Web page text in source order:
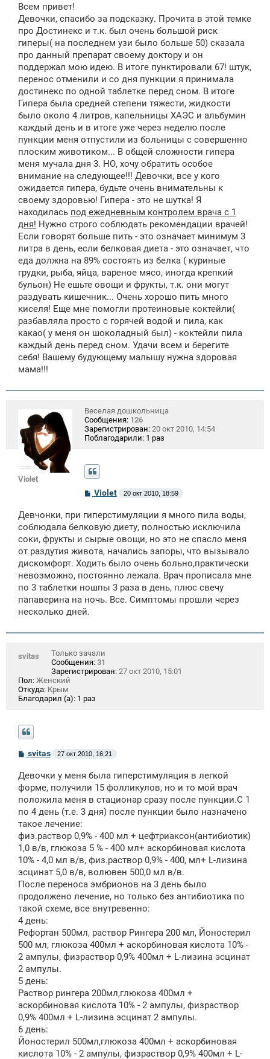
б
щ
н
и
Всем привет!
Девочки, спасибо за подсказку. Прочита в этой темке
про Достинекс и т.к. был очень большой риск
гиперы( на последнем узи было больше 50) сказала
про данный препарат своему доктору и он
поддержал мою идею. В итоге пунктировали 67! штук,
перенос отменили и со дня пункции я принимала
достинекс по одной таблетке перед сном. В итоге
Гипера была средней степени тяжести, жидкости
было около 4 литров, капельницы ХАЭС и альбумин
каждый день и в итоге уже через неделю после
пункции меня отпустили из больницы с совершенно
плоским животиком... В общей сложности гипера
меня мучала дня 3. НО, хочу обратить особое
внимание на следующее!!! Девочки, все у кого
ожидается гипера, будьте очень внимательны к
своему здоровью! Гипера - это не шутка! Я
находилась под ежедневным контролем врача с 1
дня! Нужно строго соблюдать рекомендации врачей!
Если говорят больше пить - это означает минимум 3
литра в день, если белковая диета - это означает, что
еда должна на 89% состоять из белка ( куриные
грудки, рыба, яйца, вареное мясо, иногда крепкий
бульон) Не ешьте овощи и фрукты, т.к. они могут
раздувать кишечник... Очень хорошо пить много
киселя! Еще мне помогли протеиновые коктейли(
разбавляла просто с горячей водой и пила, как
какао( у меня он шоколадный был) - коктейли пила
каждый день перед сном. Удачи всем и берегите
себя! Вашему будующему малышу нужна здоровая
мама!!!
Violet
Веселая дошкольница
Сообщения: 126
Зарегистрирован: 20 окт 2010, 14:54
Поблагодарили: 1 раз
С
о
б
щ
н
и
Violet 20 окт 2010, 18:59
Девчонки, при гиперстимуляции я много пила воды,
соблюдала белковую диету, полностью исключила
соки, фрукты и сырые овощи, но это не спасло меня
от раздутия живота, начались запоры, что вызывало
дискомфорт. Ходить было очень больно,практически
невозможно, постоянно лежала. Врач прописала мне
по 3 таблетки ношпы 3 раза в день, плюс свечу
папаверина на ночь. Все. Симптомы прошли через
несколько дней.
svitas
Только зачали
Сообщения: 31
Зарегистрирован: 27 окт 2010, 15:01
Пол: Женский
Откуда: Крым
Благодарил (а): 1 раз
С
о
б
щ
н
и
svitas 27 окт 2010, 16:21
Девочки у меня была гиперстимуляция в легкой
форме, получили 15 фолликулов, но и то мой врач
положила меня в стационар сразу после пункции.С 1
по 4 день (т.е. 3 дня) после пункции было назначено
такое лечение:
физ.раствор 0,9% - 400 мл + цефтриаксон(антибиотик)
1,0 в/в, глюкоза 5 % - 400 мл+ аскорбиновая кислота
10% - 4,0 мл в/в, физ.раствор 0,9% - 400, мл+ L-лизина
эсцинат 5,0 в/в, волювен 500,0 мл в/в.
После переноса эмбрионов на 3 день было
продолжено лечение, но только без антибиотика по
такой схеме, все внутревенно:
4 день:
Рефортан 500мл, раствор Рингера 200 мл, Йоностерил
500 мл, глюкоза 400мл + аскорбиновая кислота 10% -
2 ампулы, физраствор 0,9% 400мл + L-лизина эсцинат
2 ампулы.
5 день:
Раствор рингера 200мл,глюкоза 400мл +
аскорбиновая кислота 10% - 2 ампулы, физраствор
0,9% 400мл + L-лизина эсцинат 2 ампулы.
6 день:
Йоностерил 500мл,глюкоза 400мл + аскорбиновая
кислота 10% - 2 ампулы, физраствор 0,9% 400мл + L-